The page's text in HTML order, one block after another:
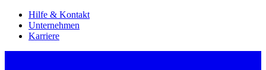
Hilfe & Kontakt
Unternehmen
Karriere